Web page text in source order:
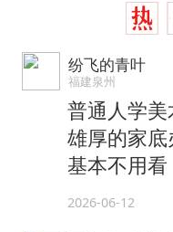
纷飞的青叶
福建泉州
普通人学
雄厚的家
基本不用看
2026-06-12